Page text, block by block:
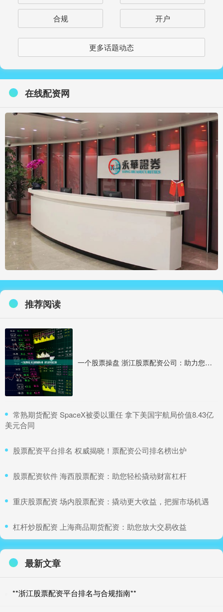
合规 开户
更多话题动态
在线配资网
推荐阅读
一个股票操盘 浙江股票配资公司：助力您的投资之路
​常熟期货配资 SpaceX被委以重任 拿下美国宇航局价值8.43亿
美元合同
​股票配资平台排名 权威揭晓！票配资公司排名榜出炉
​股票配资软件 海西股票配资：助您轻松撬动财富杠杆
​重庆股票配资 场内股票配资：撬动更大收益，把握市场机遇
​杠杆炒股配资 上海商品期货配资：助您放大交易收益
最新文章
**浙江股票配资平台排名与合规指南**